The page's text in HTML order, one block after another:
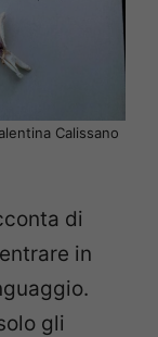
Calissano
di
in
gli